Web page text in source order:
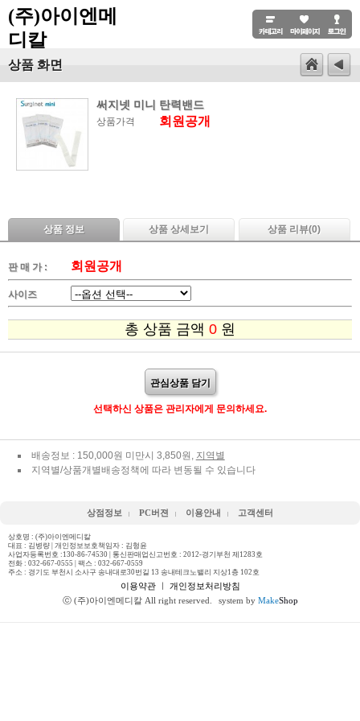
(주)아이엔메
디칼
상품 화면
써지넷 미니 탄력밴드
상품가격 회원공개
상품 정보 상품 상세보기 상품 리뷰(0)
판 매 가 : 회원공개
사이즈
총 상품 금액 0 원
관심상품 담기
선택하신 상품은 관리자에게 문의하세요.
배송정보 : 150,000원 미만시 3,850원, 지역별
지역별/상품개별배송정책에 따라 변동될 수 있습니다
상점정보 PC버젼 이용안내 고객센터
상호명 : (주)아이엔메디칼
대표 : 김병량 | 개인정보보호책임자 : 김형윤
사업자등록번호 :130-86-74530 | 통신판매업신고번호 : 2012-경기부천 제1283호
전화 : 032-667-0555 | 팩스 : 032-667-0559
주소 : 경기도 부천시 소사구 송내대로30번길 13 송내테크노밸리 지상1층 102호
이용약관ㅣ 개인정보처리방침
ⓒ (주)아이엔메디칼 All right reserved.
system by MakeShop